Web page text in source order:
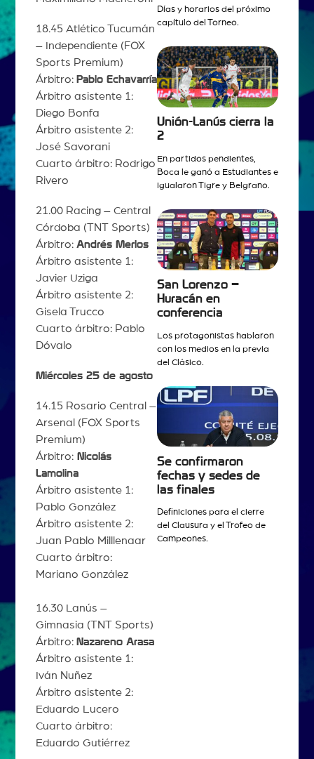
18.45 Atlético Tucumán
– Independiente (FOX
Sports Premium)
Árbitro: Pablo Echavarría
Árbitro asistente 1:
Diego Bonfa
Árbitro asistente 2:
José Savorani
Cuarto árbitro: Rodrigo
Rivero
21.00 Racing – Central
Córdoba (TNT Sports)
Árbitro: Andrés Merlos
Árbitro asistente 1:
Javier Uziga
Árbitro asistente 2:
Gisela Trucco
Cuarto árbitro: Pablo
Dóvalo
Miércoles 25 de agosto
14.15 Rosario Central –
Arsenal (FOX Sports
Premium)
Árbitro:Nicolás
Lamolina
Árbitro asistente 1:
Pablo González
Árbitro asistente 2:
Juan Pablo Milllenaar
Cuarto árbitro:
Mariano González
16.30 Lanús –
Gimnasia (TNT Sports)
Árbitro: Nazareno Arasa
Árbitro asistente 1:
Iván Nuñez
Árbitro asistente 2:
Eduardo Lucero
Cuarto árbitro:
Eduardo Gutiérrez
Días y horarios del próximo
capítulo del Torneo.
Unión-Lanús cierra la
2
En partidos pendientes,
Boca le ganó a Estudiantes e
igualaron Tigre y Belgrano.
San Lorenzo –
Huracán en
conferencia
Los protagonistas hablaron
con los medios en la previa
del Clásico.
Se confirmaron
fechas y sedes de
las finales
Definiciones para el cierre
del Clausura y el Trofeo de
Campeones.